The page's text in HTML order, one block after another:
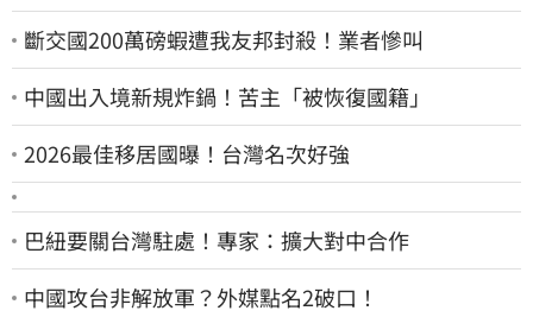
斷交國200萬磅蝦遭我友邦封殺！業者慘叫
中國出入境新規炸鍋！苦主「被恢復國籍」
2026最佳移居國曝！台灣名次好強
巴紐要關台灣駐處！專家：擴大對中合作
中國攻台非解放軍？外媒點名2破口！